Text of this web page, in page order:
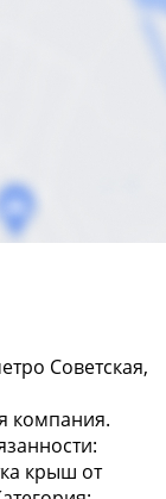
Советская,
компания.
крыш от